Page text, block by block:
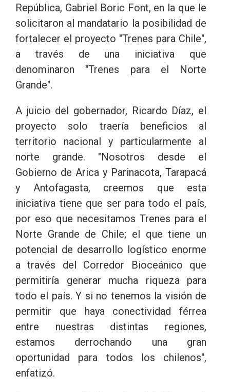
República, Gabriel Boric Font, en la que le
solicitaron al mandatario la posibilidad de
fortalecer el proyecto "Trenes para Chile",
a través de una iniciativa que
denominaron "Trenes para el Norte
Grande".
A juicio del gobernador, Ricardo Díaz, el
proyecto solo traería beneficios al
territorio nacional y particularmente al
norte grande. "Nosotros desde el
Gobierno de Arica y Parinacota, Tarapacá
y Antofagasta, creemos que esta
iniciativa tiene que ser para todo el país,
por eso que necesitamos Trenes para el
Norte Grande de Chile; el que tiene un
potencial de desarrollo logístico enorme
a través del Corredor Bioceánico que
permitiría generar mucha riqueza para
todo el país. Y si no tenemos la visión de
permitir que haya conectividad férrea
entre nuestras distintas regiones,
estamos derrochando una gran
oportunidad para todos los chilenos",
enfatizó.